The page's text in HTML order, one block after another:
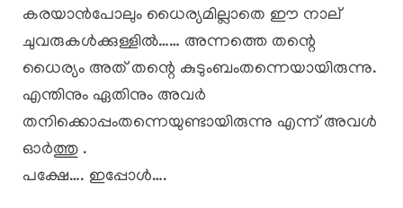
കരയാൻപോലും ധൈര്യമില്ലാതെ ഈ നാല്
ചുവരുകൾക്കുള്ളിൽ…… അന്നത്തെ തന്റെ
ധൈര്യം അത് തന്റെ കുടുംബംതന്നെയായിരുന്നു.
എന്തിനും ഏതിനും അവർ
തനിക്കൊപ്പംതന്നെയുണ്ടായിരുന്നു എന്ന് അവൾ
ഓർത്തു .
പക്ഷേ…. ഇപ്പോൾ….